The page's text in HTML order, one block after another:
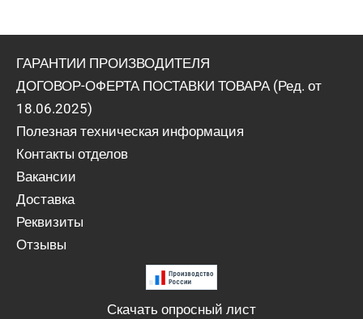
ГАРАНТИИ ПРОИЗВОДИТЕЛЯ
ДОГОВОР-ОФЕРТА ПОСТАВКИ ТОВАРА (Ред. от
18.06.2025)
Полезная техническая информация
Контакты отделов
Вакансии
Доставка
Реквизиты
Отзывы
Скачать опросный лист